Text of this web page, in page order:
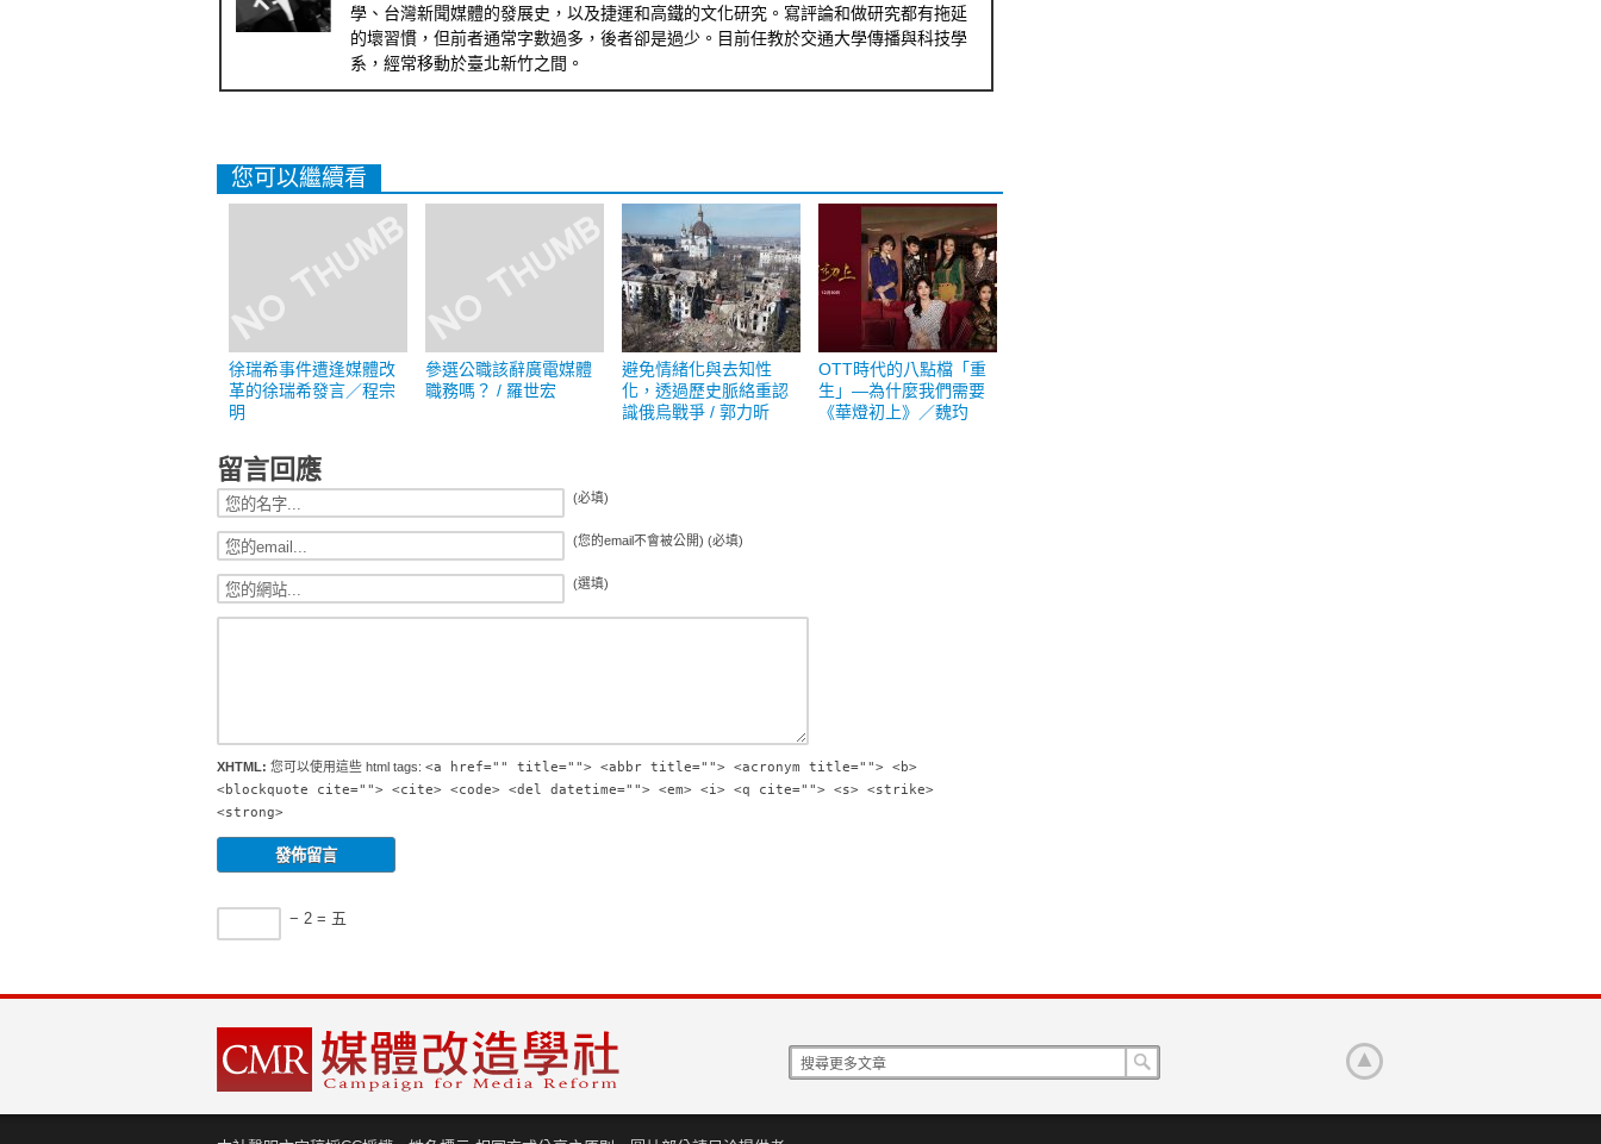
學、台灣新聞媒體的發展史，以及捷運和高鐵的文化研究。寫評論和做研究都有拖延
的壞習慣，但前者通常字數過多，後者卻是過少。目前任教於交通大學傳播與科技學
系，經常移動於臺北新竹之間。
您可以繼續看
徐瑞希事件遭逢媒體改
革的徐瑞希發言／程宗
明
參選公職該辭廣電媒體
職務嗎？ / 羅世宏
避免情緒化與去知性
化，透過歷史脈絡重認
識俄烏戰爭 / 郭力昕
OTT時代的八點檔「重
生」—為什麼我們需要
《華燈初上》／魏玓
留言回應
(必填)
(您的email不會被公開) (必填)
(選填)
XHTML: 您可以使用這些 html tags: <a href="" title=""> <abbr title=""> <acronym title=""> <b>
<blockquote cite=""> <cite> <code> <del datetime=""> <em> <i> <q cite=""> <s> <strike>
<strong>
− 2 = 五